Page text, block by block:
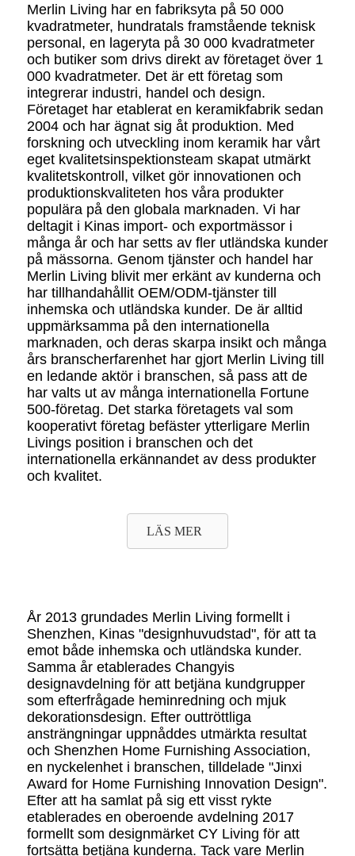
Merlin Living har en fabriksyta på 50 000
kvadratmeter, hundratals framstående teknisk
personal, en lageryta på 30 000 kvadratmeter
och butiker som drivs direkt av företaget över 1
000 kvadratmeter. Det är ett företag som
integrerar industri, handel och design.
Företaget har etablerat en keramikfabrik sedan
2004 och har ägnat sig åt produktion. Med
forskning och utveckling inom keramik har vårt
eget kvalitetsinspektionsteam skapat utmärkt
kvalitetskontroll, vilket gör innovationen och
produktionskvaliteten hos våra produkter
populära på den globala marknaden. Vi har
deltagit i Kinas import- och exportmässor i
många år och har setts av fler utländska kunder
på mässorna. Genom tjänster och handel har
Merlin Living blivit mer erkänt av kunderna och
har tillhandahållit OEM/ODM-tjänster till
inhemska och utländska kunder. De är alltid
uppmärksamma på den internationella
marknaden, och deras skarpa insikt och många
års branscherfarenhet har gjort Merlin Living till
en ledande aktör i branschen, så pass att de
har valts ut av många internationella Fortune
500-företag. Det starka företagets val som
kooperativt företag befäster ytterligare Merlin
Livings position i branschen och det
internationella erkännandet av dess produkter
och kvalitet.
LÄS MER
År 2013 grundades Merlin Living formellt i
Shenzhen, Kinas "designhuvudstad", för att ta
emot både inhemska och utländska kunder.
Samma år etablerades Changyis
designavdelning för att betjäna kundgrupper
som efterfrågade heminredning och mjuk
dekorationsdesign. Efter outtröttliga
ansträngningar uppnåddes utmärkta resultat
och Shenzhen Home Furnishing Association,
en nyckelenhet i branschen, tilldelade "Jinxi
Award for Home Furnishing Innovation Design".
Efter att ha samlat på sig ett visst rykte
etablerades en oberoende avdelning 2017
formellt som designmärket CY Living för att
fortsätta betjäna kunderna. Tack vare Merlin